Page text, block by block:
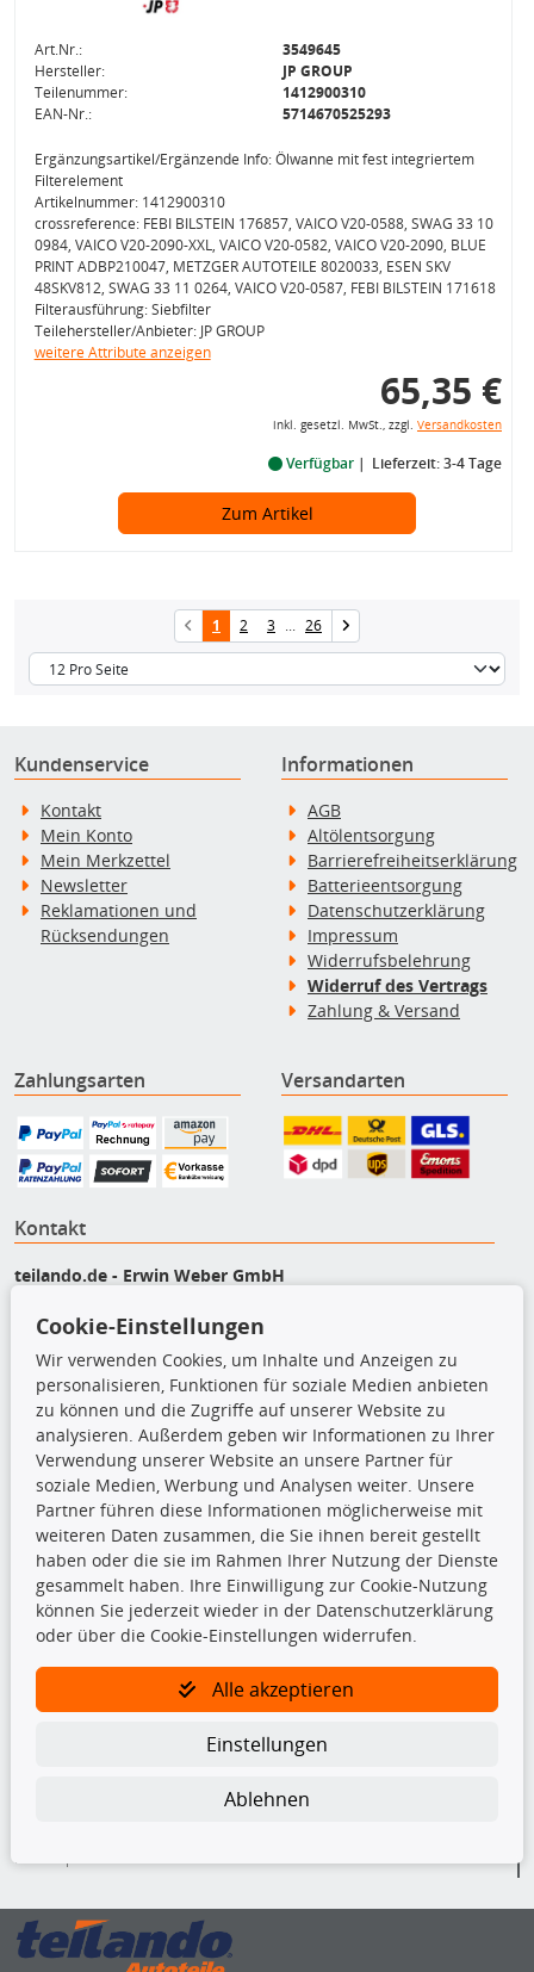
Art.Nr.:
3549645
Hersteller:
JP GROUP
Teilenummer:
1412900310
EAN-Nr.:
5714670525293
Ergänzungsartikel/Ergänzende Info: Ölwanne mit fest integriertem
Filterelement
Artikelnummer: 1412900310
crossreference: FEBI BILSTEIN 176857, VAICO V20-0588, SWAG 33 10
0984, VAICO V20-2090-XXL, VAICO V20-0582, VAICO V20-2090, BLUE
PRINT ADBP210047, METZGER AUTOTEILE 8020033, ESEN SKV
48SKV812, SWAG 33 11 0264, VAICO V20-0587, FEBI BILSTEIN 171618
Filterausführung: Siebfilter
Teilehersteller/Anbieter: JP GROUP
weitere Attribute anzeigen
65,35 €
inkl. gesetzl. MwSt., zzgl. Versandkosten
Verfügbar Lieferzeit: 3-4 Tage
Zum Artikel
1 2 3 ... 26
Kundenservice
Kontakt
Mein Konto
Mein Merkzettel
Newsletter
Reklamationen und
Rücksendungen
Informationen
AGB
Altölentsorgung
Barrierefreiheitserklärung
Batterieentsorgung
Datenschutzerklärung
Impressum
Widerrufsbelehrung
Widerruf des Vertrags
Zahlung & Versand
Zahlungsarten Versandarten
Kontakt
teilando.de - Erwin Weber GmbH
85376 Hetzenhausen
+49 (0) 8165 / 5093200
shop@teilando.de
Top Produkte
Beleuchtung
Bremsbeläge
Bremsscheiben
Kupplungssatz
Querlenker
Radlager
Stoßdämpfer
TecDoc Inside
nicht kopiert werden.
vorherige Zustimmung von TecDoc zu vervielfältigen, zu verbreiten
und/oder diese Handlungen durch Dritte ausführen zu lassen. Ein
Zuwiderhandeln stellt eine Urheberrechtsverletzung dar und wird verfolgt.
Cookie-Einstellungen
Wir verwenden Cookies, um Inhalte und Anzeigen zu
personalisieren, Funktionen für soziale Medien anbieten
zu können und die Zugriffe auf unserer Website zu
analysieren. Außerdem geben wir Informationen zu Ihrer
Verwendung unserer Website an unsere Partner für
soziale Medien, Werbung und Analysen weiter. Unsere
Partner führen diese Informationen möglicherweise mit
weiteren Daten zusammen, die Sie ihnen bereit gestellt
haben oder die sie im Rahmen Ihrer Nutzung der Dienste
gesammelt haben. Ihre Einwilligung zur Cookie-Nutzung
können Sie jederzeit wieder in der Datenschutzerklärung
oder über die Cookie-Einstellungen widerrufen.
Alle akzeptieren
Einstellungen
Ablehnen